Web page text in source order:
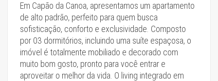
Em Capão da Canoa, apresentamos um apartamento
de alto padrão, perfeito para quem busca
sofisticação, conforto e exclusividade. Composto
por 03 dormitórios, incluindo uma suíte espaçosa, o
imóvel é totalmente mobiliado e decorado com
muito bom gosto, pronto para você entrar e
aproveitar o melhor da vida. O living integrado em